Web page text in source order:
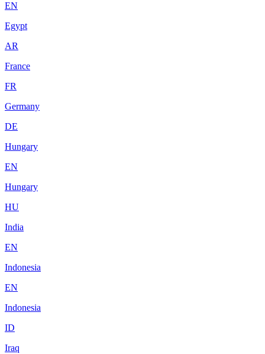
EN
Egypt
AR
France
FR
Germany
DE
Hungary
EN
Hungary
HU
India
EN
Indonesia
EN
Indonesia
ID
Iraq